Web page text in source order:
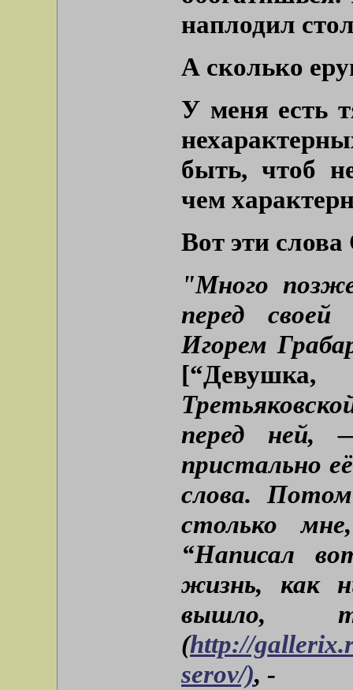
наплодил
А сколько
У меня есть
быть, чтоб
чем
Вот эти
"Много
перед
Игорем
[“Девушка,
перед ней,
пристально
слова.
столько
“Написал
жизнь, как
вышло,
(http://
serov/), -